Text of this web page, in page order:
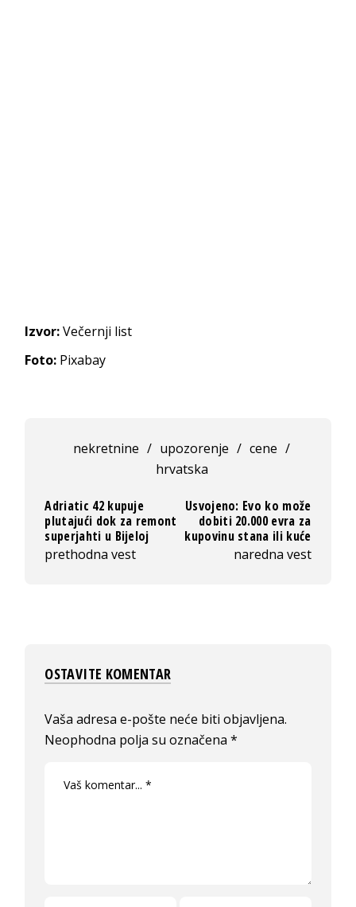
Izvor:Večernji list
Foto: Pixabay
nekretnine / upozorenje / cene /
hrvatska
Adriatic 42 kupuje
plutajući dok za remont
superjahti u Bijeloj
prethodna vest
Usvojeno: Evo ko može
dobiti 20.000 evra za
kupovinu stana ili kuće
naredna vest
OSTAVITE KOMENTAR
Vaša adresa e-pošte neće biti objavljena.
Neophodna polja su označena*